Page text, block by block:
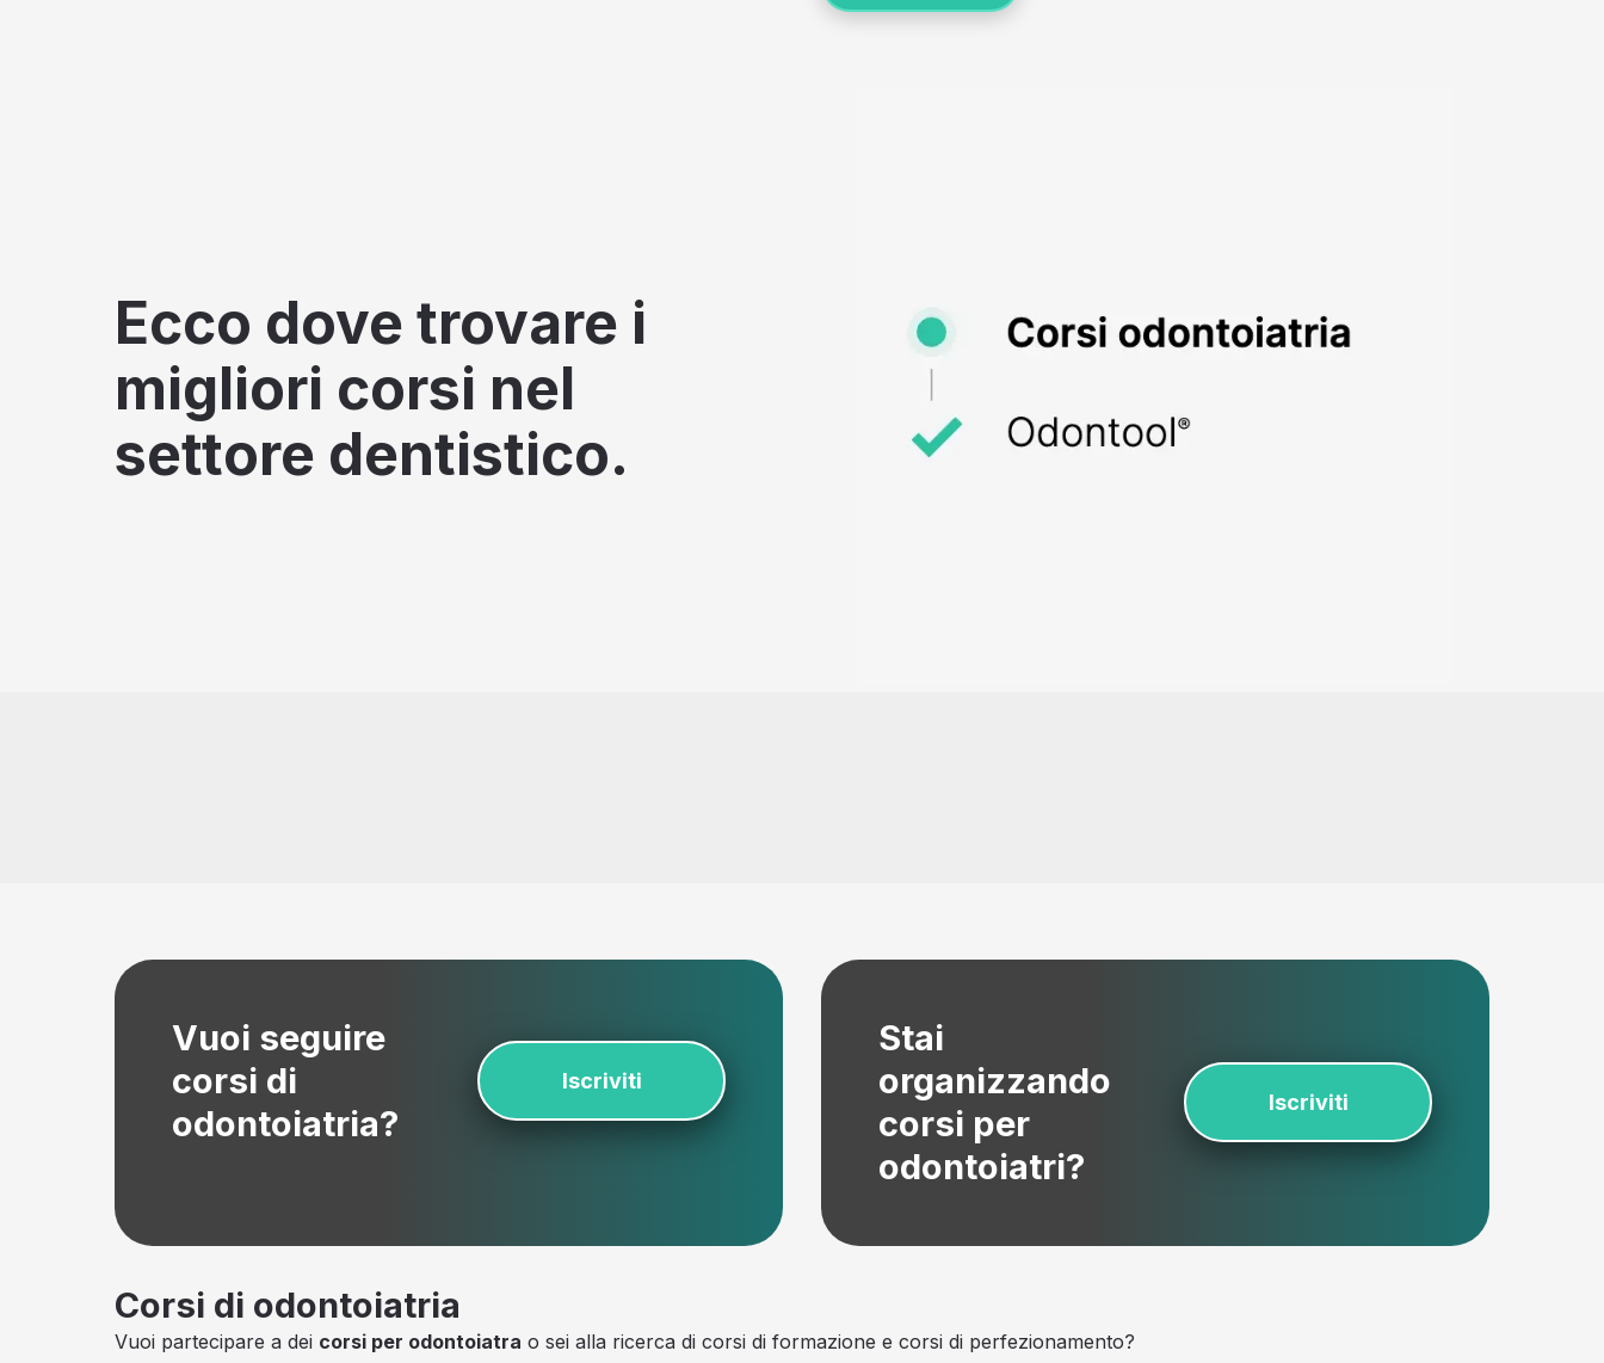
Ecco dove trovare i
migliori corsi nel
settore dentistico.
Vuoi seguire
corsi di
odontoiatria?
Iscriviti
Stai
organizzando
corsi per
odontoiatri?
Iscriviti
Corsi di odontoiatria
Vuoi partecipare a dei corsi per odontoiatra o sei alla ricerca di corsi di formazione e corsi di perfezionamento?